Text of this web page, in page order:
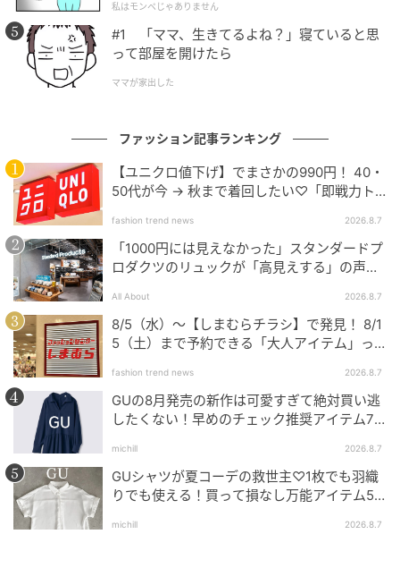
出典：GU（ジーユー）オンラインストア
バルーンスリーブチュニック by rokh
私はモンペじゃありません
#1 「ママ、生きてるよね？」寝ていると思
って部屋を開けたら
ママが家出した
ファッション記事ランキング
【ユニクロ値下げ】でまさかの990円！ 40・
50代が今 → 秋まで着回したい♡「即戦力ト
fashion trend news 2026.8.7
「1000円には見えなかった」スタンダードプ
ロダクツのリュックが「高見えする」の声。
All About 2026.8.7
8/5（水）〜【しまむらチラシ】で発見！ 8/1
5（土）まで予約できる「大人アイテム」っ
fashion trend news 2026.8.7
GUの8月発売の新作は可愛すぎて絶対買い逃
したくない！早めのチェック推奨アイテム7
michill 2026.8.7
GUシャツが夏コーデの救世主♡1枚でも羽織
りでも使える！買って損なし万能アイテム5
michill 2026.8.7